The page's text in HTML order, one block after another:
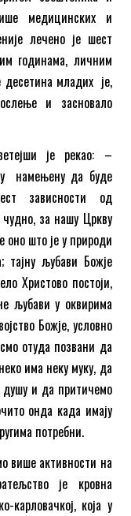
медицинских и
лечено је шест
годинама, личним
десетина младих је,
и засновало
је рекао: –
намењену да буде
зависности од
за нашу Цркву
оно што је у природи
љубави Божје
Христово постоји,
љубави у оквирима
Божје, условно
отуда позвани да
има неку муку, да
душу и да притичемо
онда када имају
потребни.
више активности на
је кровна
карловачкој, која у